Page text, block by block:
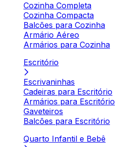
Cozinha Completa
Cozinha Compacta
Balcões para Cozinha
Armário Aéreo
Armários para Cozinha
Escritório
Escrivaninhas
Cadeiras para Escritório
Armários para Escritório
Gaveteiros
Balcões para Escritório
Quarto Infantil e Bebê